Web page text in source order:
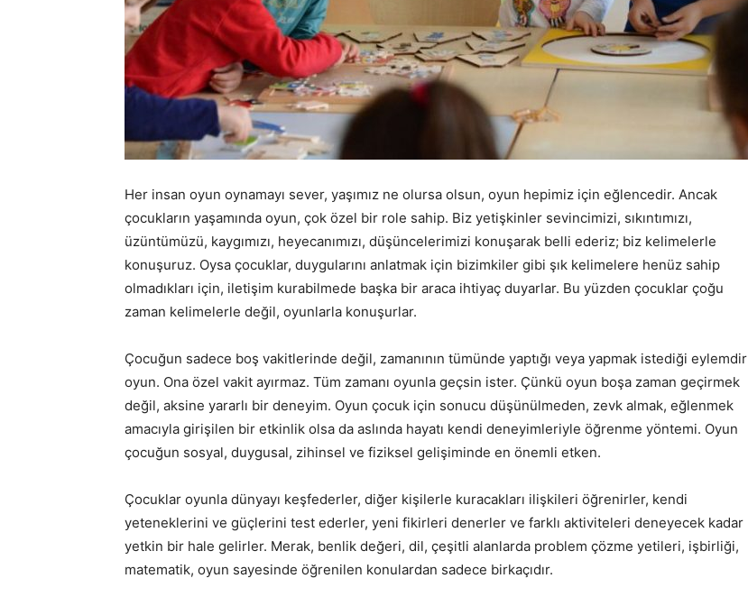
Her insan oyun oynamayı sever, yaşımız ne olursa olsun, oyun hepimiz için eğlencedir. Ancak
çocukların yaşamında oyun, çok özel bir role sahip. Biz yetişkinler sevincimizi, sıkıntımızı,
üzüntümüzü, kaygımızı, heyecanımızı, düşüncelerimizi konuşarak belli ederiz; biz kelimelerle
konuşuruz. Oysa çocuklar, duygularını anlatmak için bizimkiler gibi şık kelimelere henüz sahip
olmadıkları için, iletişim kurabilmede başka bir araca ihtiyaç duyarlar. Bu yüzden çocuklar çoğu
zaman kelimelerle değil, oyunlarla konuşurlar.
Çocuğun sadece boş vakitlerinde değil, zamanının tümünde yaptığı veya yapmak istediği eylemdir
oyun. Ona özel vakit ayırmaz. Tüm zamanı oyunla geçsin ister. Çünkü oyun boşa zaman geçirmek
değil, aksine yararlı bir deneyim. Oyun çocuk için sonucu düşünülmeden, zevk almak, eğlenmek
amacıyla girişilen bir etkinlik olsa da aslında hayatı kendi deneyimleriyle öğrenme yöntemi. Oyun
çocuğun sosyal, duygusal, zihinsel ve fiziksel gelişiminde en önemli etken.
Çocuklar oyunla dünyayı keşfederler, diğer kişilerle kuracakları ilişkileri öğrenirler, kendi
yeteneklerini ve güçlerini test ederler, yeni fikirleri denerler ve farklı aktiviteleri deneyecek kadar
yetkin bir hale gelirler. Merak, benlik değeri, dil, çeşitli alanlarda problem çözme yetileri, işbirliği,
matematik, oyun sayesinde öğrenilen konulardan sadece birkaçıdır.